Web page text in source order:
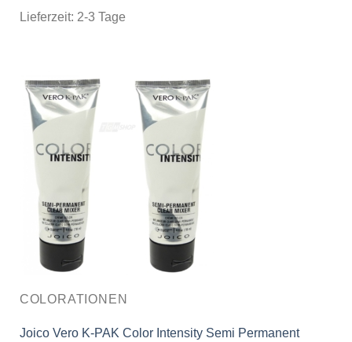
Lieferzeit: 2-3 Tage
COLORATIONEN
Joico Vero K-PAK Color Intensity Semi Permanent